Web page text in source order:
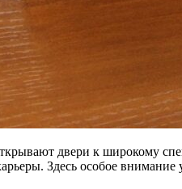
двери к широкому
Здесь особое внимание